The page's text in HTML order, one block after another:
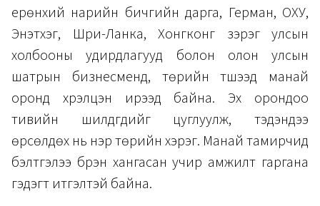
ерөнхий нарийн бичгийн дарга, Герман, ОХУ,
Энэтхэг, Шри-Ланка, Хонгконг зэрэг улсын
холбооны удирдлагууд болон олон улсын
шатрын бизнесменүүд, төрийн түшээд манай
оронд хүрэлцэн ирээд байна. Эх орондоо
тивийн шилдгүүдийг цуглуулж, тэдэндээ
өрсөлдөх нь нэр төрийн хэрэг. Манай тамирчид
бэлтгэлээ бүрэн хангасан учир амжилт гаргана
гэдэгт итгэлтэй байна.